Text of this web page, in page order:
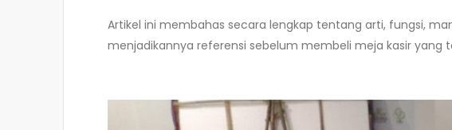
Artikel ini membahas secara lengkap tentang arti, fungsi,
menjadikannya referensi sebelum membeli meja kasir yang